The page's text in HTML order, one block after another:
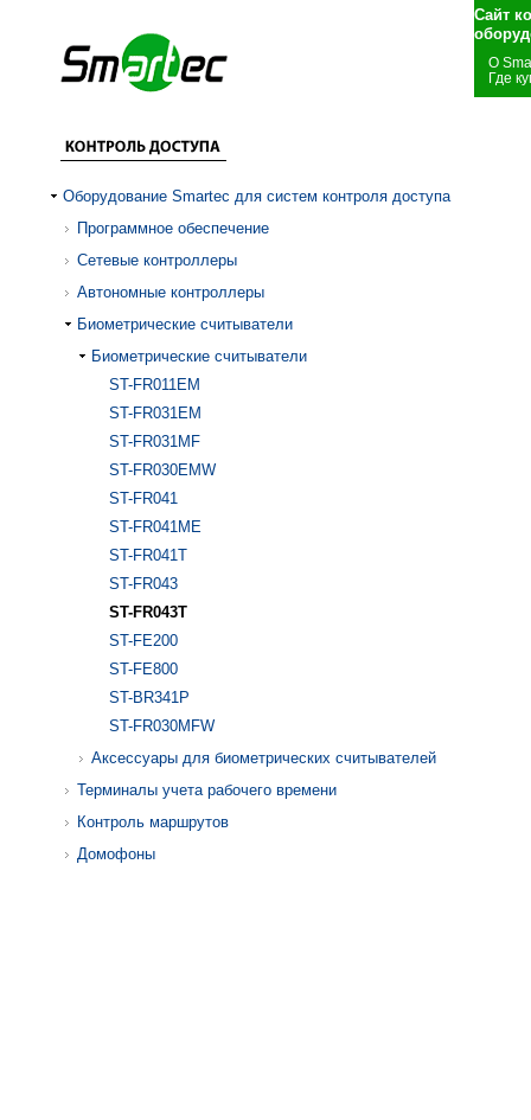
Сайт
О
Где
Оборудование Smartec для систем контроля доступа
Программное обеспечение
Сетевые контроллеры
Автономные контроллеры
Биометрические считыватели
Биометрические считыватели
ST-FR011EM
ST-FR031EM
ST-FR031MF
ST-FR030EMW
ST-FR041
ST-FR041ME
ST-FR041T
ST-FR043
ST-FR043T
ST-FE200
ST-FE800
ST-BR341P
ST-FR030MFW
Аксессуары для биометрических считывателей
Терминалы учета рабочего времени
Контроль маршрутов
Домофоны